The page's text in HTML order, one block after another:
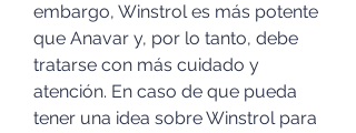
embargo, Winstrol es más potente
que Anavar y, por lo tanto, debe
tratarse con más cuidado y
atención. En caso de que pueda
tener una idea sobre Winstrol para